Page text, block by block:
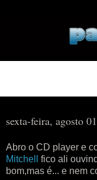
sexta-feira, agosto
Abro o CD player e
Mitchell
fico ali
bom,mas é... e nem